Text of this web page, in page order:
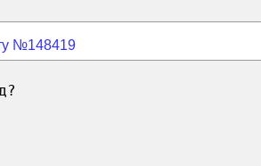
№148419